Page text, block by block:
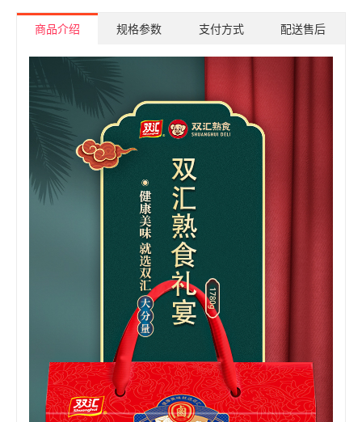
商品介绍 规格参数 支付方式 配送售后